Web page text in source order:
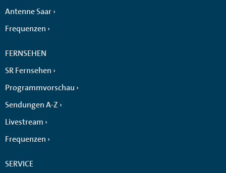
Antenne Saar
Frequenzen
FERNSEHEN
SR Fernsehen
Programmvorschau
Sendungen A-Z
Livestream
Frequenzen
SERVICE